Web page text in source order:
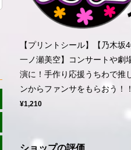
【プリントシール】【乃木坂
一ノ瀬美空】コンサートや劇
演に！手作り応援うちわで推
ンからファンサをもらおう！！
¥1,210
ショップの評価